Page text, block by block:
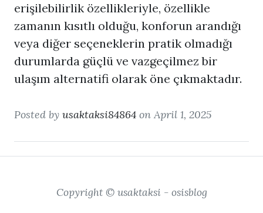
erişilebilirlik özellikleriyle, özellikle
zamanın kısıtlı olduğu, konforun arandığı
veya diğer seçeneklerin pratik olmadığı
durumlarda güçlü ve vazgeçilmez bir
ulaşım alternatifi olarak öne çıkmaktadır.
Posted by usaktaksi84864 on April 1, 2025
Copyright © usaktaksi - osisblog